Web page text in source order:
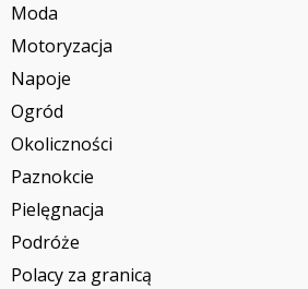
Moda
Motoryzacja
Napoje
Ogród
Okoliczności
Paznokcie
Pielęgnacja
Podróże
Polacy za granicą